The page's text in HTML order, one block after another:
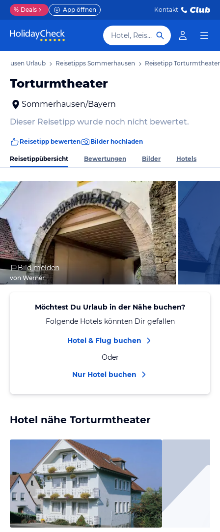
% Deals App öffnen Kontakt
Hotel, Reiseziel
Urlaub Reisetipps Sommerhausen Reisetipp Torturmtheater
Torturmtheater
Sommerhausen/Bayern
Dieser Reisetipp wurde noch nicht bewertet.
Reisetipp bewerten Bilder hochladen
Reisetippübersicht Bewertungen Bilder Hotels
Bild melden
von Werner
Möchtest Du Urlaub in der Nähe buchen?
Folgende Hotels könnten Dir gefallen
Hotel & Flug buchen
Oder
Nur Hotel buchen
Hotel nähe Torturmtheater